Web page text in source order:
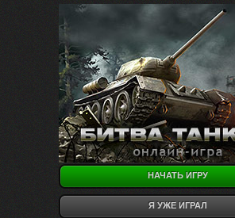
НАЧАТЬ ИГРУ
Я УЖЕ ИГРАЛ